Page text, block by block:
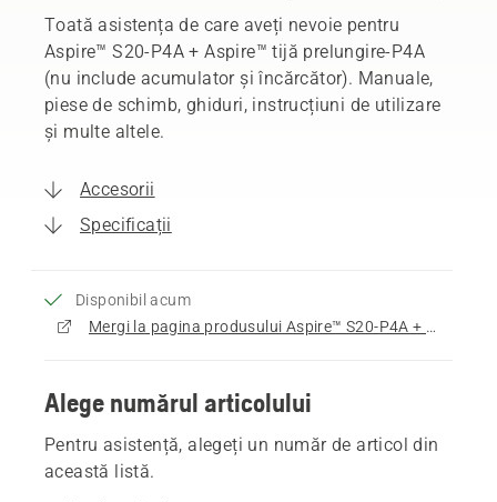
Toată asistența de care aveți nevoie pentru
Aspire™ S20-P4A + Aspire™ tijă prelungire-P4A
(nu include acumulator și încărcător). Manuale,
piese de schimb, ghiduri, instrucțiuni de utilizare
și multe altele.
Accesorii
Specificații
Disponibil acum
Mergi la pagina produsului Aspire™ S20-P4A + Aspire™ tijă prelungire-P4A (nu include acumulator și încărcător)
Alege numărul articolului
Pentru asistență, alegeți un număr de articol din
această listă.